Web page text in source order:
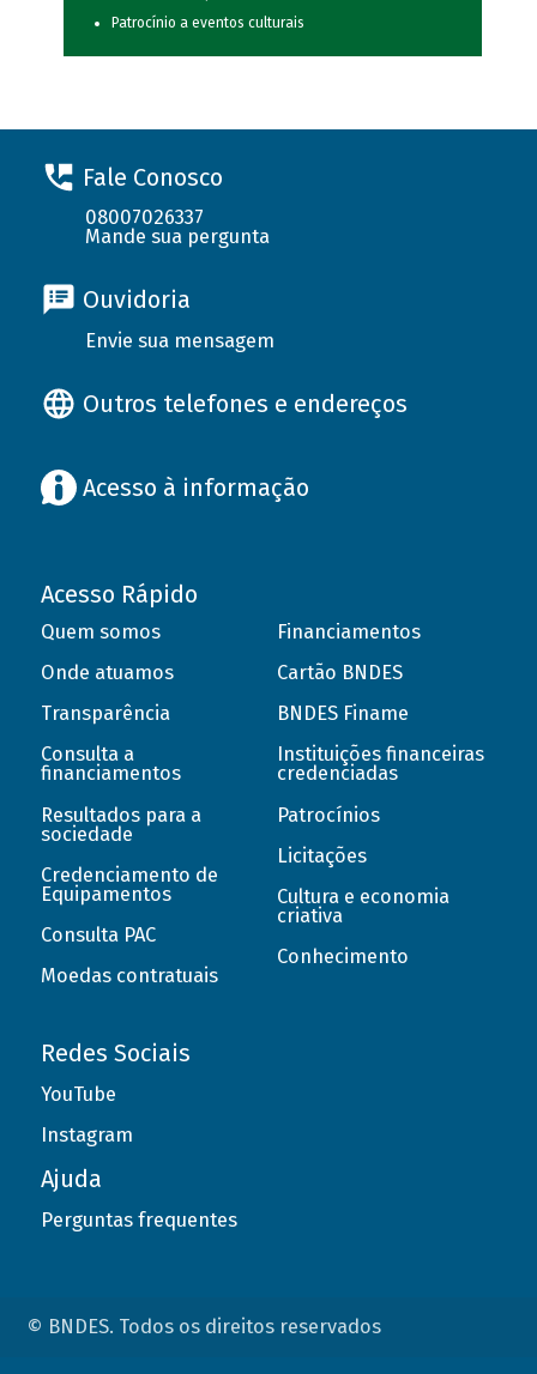
Patrocínio a eventos culturais
Fale Conosco
08007026337
Mande sua pergunta
Ouvidoria
Envie sua mensagem
Outros telefones e endereços
Acesso à informação
Acesso Rápido
Quem somos
Onde atuamos
Transparência
Consulta a
financiamentos
Resultados para a
sociedade
Credenciamento de
Equipamentos
Consulta PAC
Moedas contratuais
Financiamentos
Cartão BNDES
BNDES Finame
Instituições financeiras
credenciadas
Patrocínios
Licitações
Cultura e economia
criativa
Conhecimento
Redes Sociais
YouTube
Instagram
Ajuda
Perguntas frequentes
© BNDES. Todos os direitos reservados